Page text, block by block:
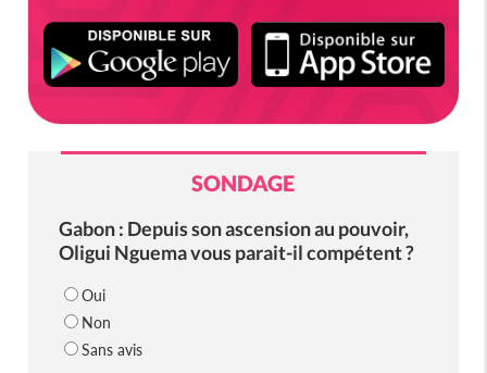
SONDAGE
Gabon : Depuis son ascension au pouvoir,
Oligui Nguema vous parait-il compétent ?
Oui
Non
Sans avis